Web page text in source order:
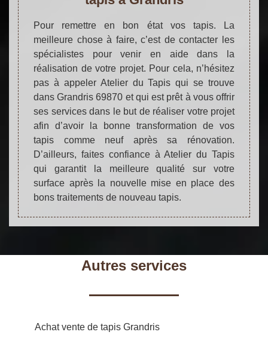
Pour remettre en bon état vos tapis. La
meilleure chose à faire, c’est de contacter les
spécialistes pour venir en aide dans la
réalisation de votre projet. Pour cela, n’hésitez
pas à appeler Atelier du Tapis qui se trouve
dans Grandris 69870 et qui est prêt à vous offrir
ses services dans le but de réaliser votre projet
afin d’avoir la bonne transformation de vos
tapis comme neuf après sa rénovation.
D’ailleurs, faites confiance à Atelier du Tapis
qui garantit la meilleure qualité sur votre
surface après la nouvelle mise en place des
bons traitements de nouveau tapis.
Autres services
Achat vente de tapis Grandris